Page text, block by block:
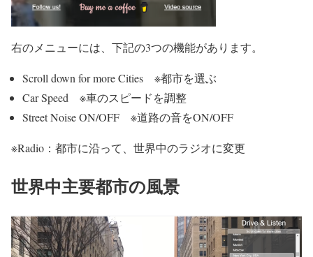
右のメニューには、下記の3つの機能があります。
Scroll down for more Cities ※都市を選ぶ
Car Speed ※車のスピードを調整
Street Noise ON/OFF ※道路の音をON/OFF
※Radio：都市に沿って、世界中のラジオに変更
世界中主要都市の風景